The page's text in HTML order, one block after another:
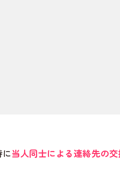
当人同士による連絡先の